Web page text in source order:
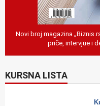
Novi broj magazina
priče, intervjue i
KURSNA LISTA